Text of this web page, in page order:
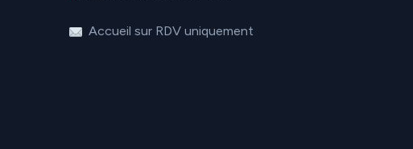
Accueil sur RDV uniquement